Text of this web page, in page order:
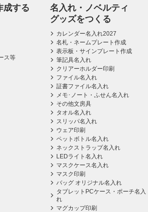
成する
ス等
名入れ・ノベルティ
グッズをつくる
カレンダー名入れ2027
名札・ネームプレート作成
表示板・サインプレート作成
筆記具名入れ
クリアーホルダー印刷
ファイル名入れ
証書ファイル名入れ
メモ･ノート・ふせん名入れ
その他文房具
タオル名入れ
スリッパ名入れ
ウェア印刷
ペットボトル名入れ
ネックストラップ名入れ
LEDライト名入れ
マスクケース名入れ
マスク印刷
バッグ オリジナル名入れ
タブレットPCケース・ポーチ名入
れ
マグカップ印刷